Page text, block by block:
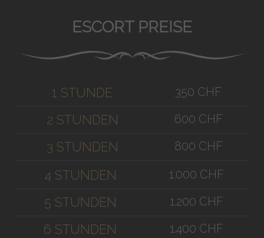
ESCORT PREISE
1 STUNDE 350 CHF
2 STUNDEN 600 CHF
3 STUNDEN 800 CHF
4 STUNDEN 1.000 CHF
5 STUNDEN 1.200 CHF
6 STUNDEN 1.400 CHF